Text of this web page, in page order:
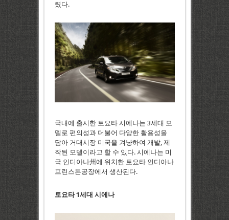
렸다.
국내에 출시한 토요타 시에나는 3세대 모
델로 편의성과 더불어 다양한 활용성을
담아 거대시장 미국을 겨냥하여 개발, 제
작된 모델이라고 할 수 있다. 시에나는 미
국 인디아나州에 위치한 토요타 인디아나
프린스톤공장에서 생산된다.
토요타 1세대 시에나